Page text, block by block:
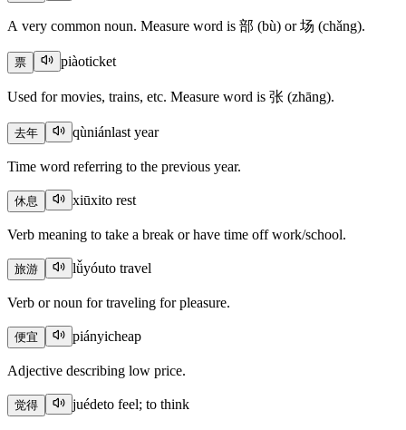
A very common noun. Measure word is 部 (bù) or 场 (chǎng).
票 piàoticket
Used for movies, trains, etc. Measure word is 张 (zhāng).
去年 qùniánlast year
Time word referring to the previous year.
休息 xiūxito rest
Verb meaning to take a break or have time off work/school.
旅游 lǚyóuto travel
Verb or noun for traveling for pleasure.
便宜 piányicheap
Adjective describing low price.
觉得 juédeto feel; to think